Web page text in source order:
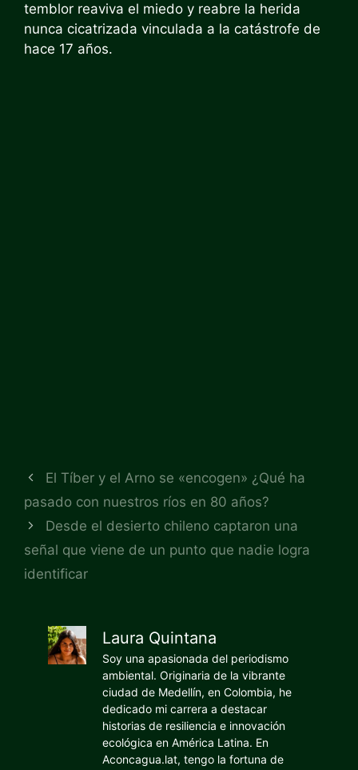
temblor reaviva el miedo y reabre la herida
nunca cicatrizada vinculada a la catástrofe de
hace 17 años.
El Tíber y el Arno se «encogen» ¿Qué ha
pasado con nuestros ríos en 80 años?
Desde el desierto chileno captaron una
señal que viene de un punto que nadie logra
identificar
Laura Quintana
Soy una apasionada del periodismo
ambiental. Originaria de la vibrante
ciudad de Medellín, en Colombia, he
dedicado mi carrera a destacar
historias de resiliencia e innovación
ecológica en América Latina. En
Aconcagua.lat, tengo la fortuna de